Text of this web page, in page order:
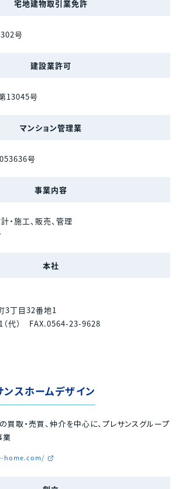
宅地建物取引業免許
号
建設業許可
13045号
マンション管理業
号
事業内容
・施工、販売、管理
本社
3丁目32番地1
代） FAX.0564-23-9628
スホームデザイン
買取・売買、仲介を中心に、プレサンスグループ
業
home.com/